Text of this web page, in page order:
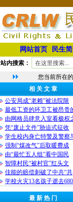
网站首页 民生
站内搜索：
您当前所在
相 关 文 章
公安局成“老赖”被法院限
最低工资的环卫工被昂贵
由网格员肆意入室看极权
凭“废止文件”胁迫式征收
学生校内身亡特警及警察
强制“煤改气”后取暖费成
由“最忙五人组”看中国民
智障村民“被村官”红头文
佳能的赔偿刺破了中共“共
学校火灾13名孩子逝去
最 新 热 门